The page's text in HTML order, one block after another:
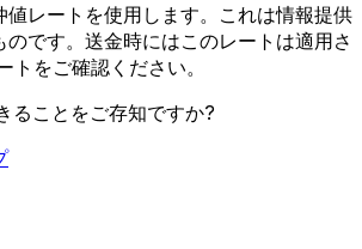
値レートを使用します。これは情報提供
です。送金時にはこのレートは適用さ
トをご確認ください。
ることをご存知ですか?